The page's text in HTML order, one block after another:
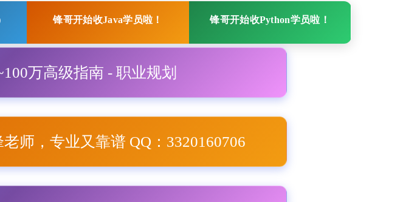
锋哥开始收Java学员啦！ 锋哥开始收Python学员啦！
万高级指南 - 职业规划
师，专业又靠谱 QQ：3320160706